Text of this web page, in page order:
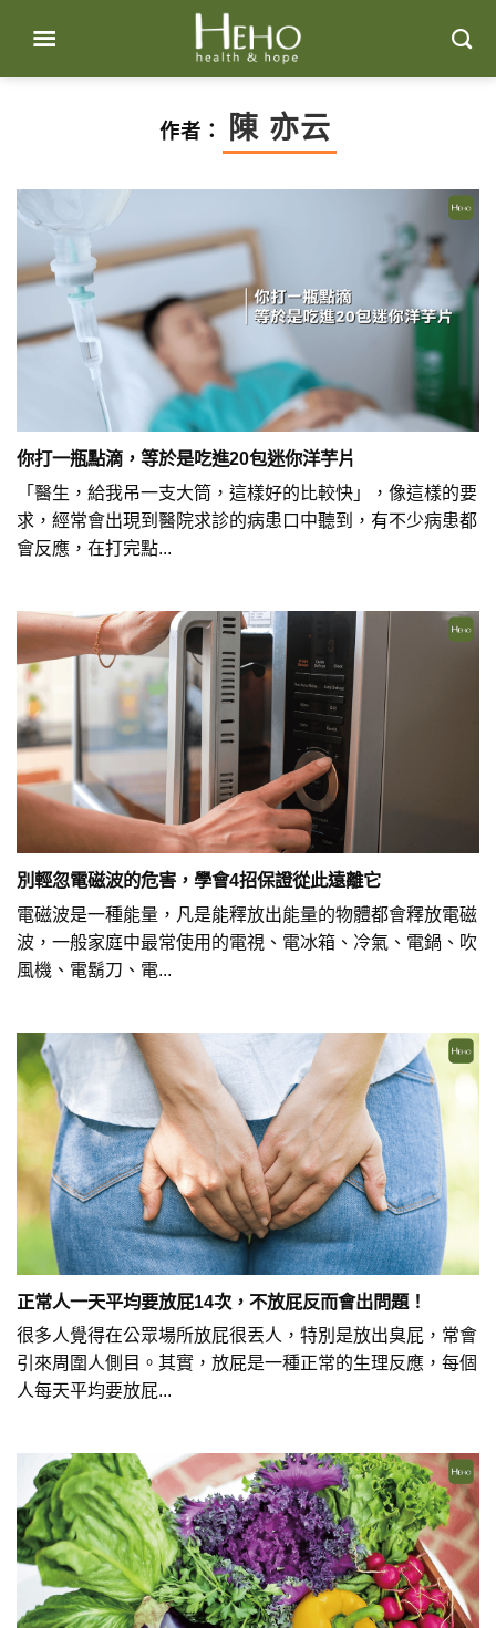
content
作者： 陳 亦云
你打一瓶點滴，等於是吃進20包迷你洋芋片
「醫生，給我吊一支大筒，這樣好的比較快」，像這樣的要
求，經常會出現到醫院求診的病患口中聽到，有不少病患都
會反應，在打完點...
別輕忽電磁波的危害，學會4招保證從此遠離它
電磁波是一種能量，凡是能釋放出能量的物體都會釋放電磁
波，一般家庭中最常使用的電視、電冰箱、冷氣、電鍋、吹
風機、電鬍刀、電...
正常人一天平均要放屁14次，不放屁反而會出問題！
很多人覺得在公眾場所放屁很丟人，特別是放出臭屁，常會
引來周圍人側目。其實，放屁是一種正常的生理反應，每個
人每天平均要放屁...